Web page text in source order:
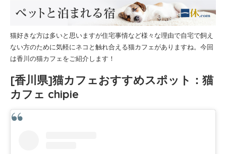
猫好きな方は多いと思いますが住宅事情など様々な理由で自宅で飼え
ない方のために気軽にネコと触れ合える猫カフェがありますね。今回
は香川の猫カフェをご紹介します！
[香川県]猫カフェおすすめスポット：猫
カフェ chipie